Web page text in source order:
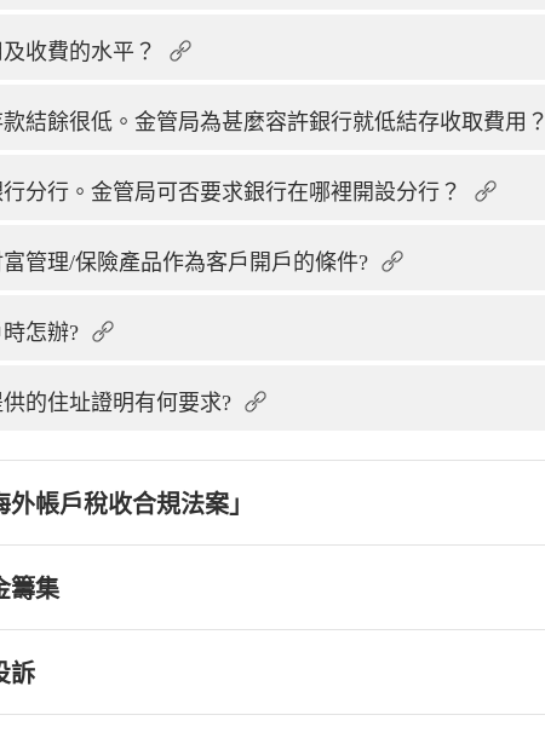
收費的水平？
結餘很低。金管局為甚麼容許銀行就低結存收取費用？
分行。金管局可否要求銀行在哪裡開設分行？
管理/保險產品作為客戶開戶的條件?
怎辦?
的住址證明有何要求?
外帳戶稅收合規法案」
籌集
訴